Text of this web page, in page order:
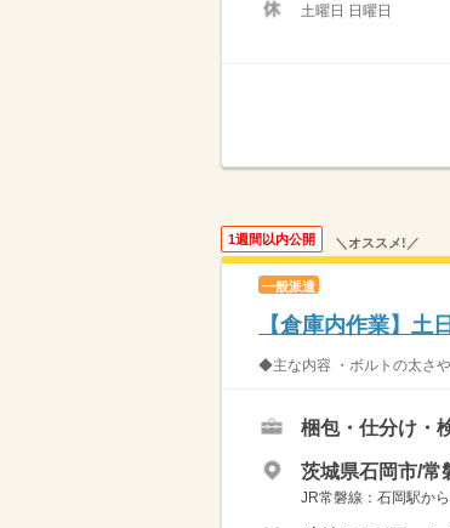
土曜日 日曜日
1週間以内公開 ＼オススメ!／
一般派遣
【倉庫内作業】土
◆主な内容 ・ボルトの太さ
梱包・仕分け・
茨城県石岡市/常
JR常磐線：石岡駅か